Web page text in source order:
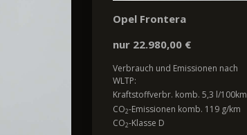
Opel Frontera
nur 22.980,00 €
Verbrauch und Emissionen nach
WLTP:
Kraftstoffverbr. komb. 5,3 l/100km
CO2-Emissionen komb. 119 g/km
CO2-Klasse D